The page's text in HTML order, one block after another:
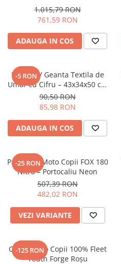
Rucsac
ECHIPAMENTE SKIJET
36x18x48 cm - NEGRU -
MOTOCICLETA / ATV /
BICICLETA / TROTINETA
1.015,79 RON
761,59 RON
ADAUGA IN COS
-5 RON
Borseta / Geanta Textila de
Umar cu Cifru – 43x34x50 cm
– Gri – Ideala pentru
Motocicleta / ATV / Bicicleta /
Trotineta
90,50 RON
85,98 RON
ADAUGA IN COS
-25 RON
Pantaloni Moto Copii FOX 180
Nitro – Portocaliu Neon
507,39 RON
482,02 RON
VEZI VARIANTE
-125 RON
Cască Moto Copii 100% Fleet
Youth Forge Roșu